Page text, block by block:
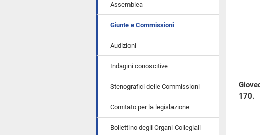
Assemblea
Giunte e Commissioni
Audizioni
Indagini conoscitive
Stenografici delle Commissioni
Comitato per la legislazione
Bollettino degli Organi Collegiali
170.